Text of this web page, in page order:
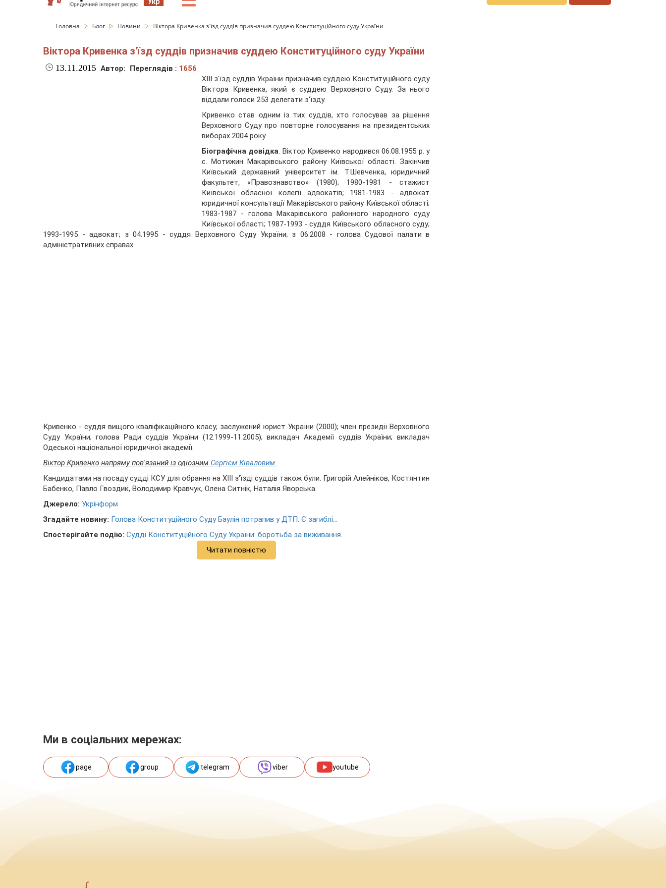
Головна Блог Новини Віктора Кривенка з'їзд суддів призначив суддею Конституційного суду України
Віктора Кривенка з'їзд суддів призначив суддею Конституційного суду України
13.11.2015 Автор: Переглядів : 1656
ХІІІ з'їзд суддів України призначив суддею Конституційного суду
Віктора Кривенка, який є суддею Верховного Суду. За нього
віддали голоси 253 делегати з'їзду.
Кривенко став одним із тих суддів, хто голосував за рішення
Верховного Суду про повторне голосування на президентських
виборах 2004 року.
Біографічна довідка. Віктор Кривенко народився 06.08.1955 р. у
с. Мотижин Макарівського району Київської області. Закінчив
Київський державний університет ім. Т.Шевченка, юридичний
факультет, «Правознавство» (1980); 1980-1981 - стажист
Київської обласної колегії адвокатів; 1981-1983 - адвокат
юридичної консультації Макарівського району Київської області;
1983-1987 - голова Макарівського районного народного суду
Київської області; 1987-1993 - суддя Київського обласного суду;
1993-1995 - адвокат; з 04.1995 - суддя Верховного Суду України; з 06.2008 - голова Судової палати в
адміністративних справах.
Кривенко - суддя вищого кваліфікаційного класу; заслужений юрист України (2000); член президії Верховного
Суду України; голова Ради суддів України (12.1999-11.2005); викладач Академії суддів України; викладач
Одеської національної юридичної академії.
Віктор Кривенко напряму пов'язаний із одіозним Сергієм Ківаловим.
Кандидатами на посаду судді КСУ для обрання на ХІІІ з'їзді суддів також були: Григорій Алейніков, Костянтин
Бабенко, Павло Гвоздик, Володимир Кравчук, Олена Ситнік, Наталія Яворська.
Джерело: Укрінформ
Згадайте новину: Голова Конституційного Суду Баулін потрапив у ДТП. Є загиблі...
Спостерігайте подію: Судді Конституційного Суду України: боротьба за виживання.
Читати повністю
Ми в соціальних мережах:
page group telegram viber youtube